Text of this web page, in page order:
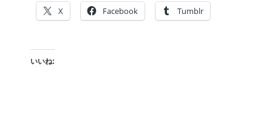
X Facebook Tumblr
いいね: